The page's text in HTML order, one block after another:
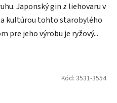
Japonský gin z liehovaru v
kultúrou tohto starobylého
pre jeho výrobu je ryžový...
Kód: 3531-3554